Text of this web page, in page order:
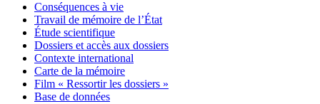
Conséquences à vie
Travail de mémoire de l’État
Étude scientifique
Dossiers et accès aux dossiers
Contexte international
Carte de la mémoire
Film « Ressortir les dossiers »
Base de données